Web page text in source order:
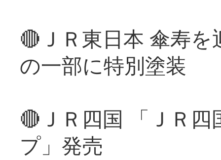
🔴ＪＲ東日本 傘寿
の一部に特別塗装
🔴ＪＲ四国 「ＪＲ
プ」発売